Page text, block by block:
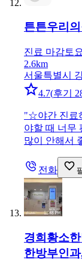
튼튼우리
진료 마감토
2.6km
서울특별시
4.7(후기
"☆야간 진료
야할 때 너무
많이 안해서
전화
경희황소
한방부인